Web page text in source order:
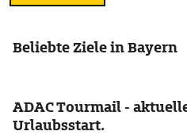
Beliebte Ziele in Bayern
ADAC Tourmail -
Urlaubsstart.